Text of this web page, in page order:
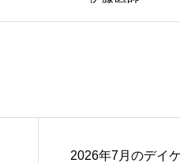
2026年7月のデイ